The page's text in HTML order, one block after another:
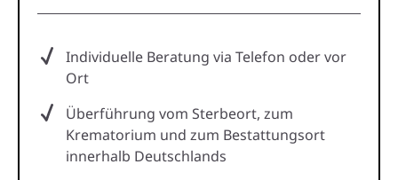
Individuelle Beratung via Telefon oder vor
Ort
Überführung vom Sterbeort, zum
Krematorium und zum Bestattungsort
innerhalb Deutschlands